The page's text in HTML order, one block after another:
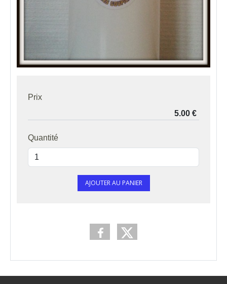
Prix
Quantité
AJOUTER AU PANIER